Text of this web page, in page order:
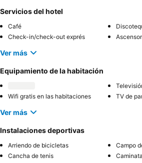
Servicios del hotel
Café
Check-in/check-out exprés
Ascensor
Ver más
Equipamiento de la habitación
Wifi gratis en las habitaciones
TV de
Ver más
Instalaciones deportivas
Arriendo de bicicletas
Campo
Cancha de tenis